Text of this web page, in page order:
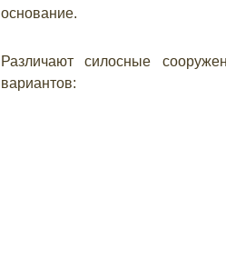
основание.
Различают силосные
вариантов: